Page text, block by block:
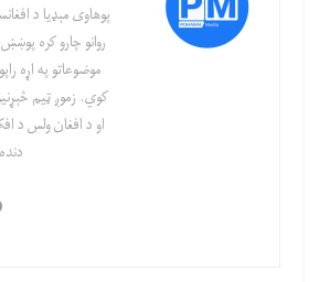
پوهاوی‌ مېډیا د
روانو چارو کره
موضوعاتو په اړه
کوي. زموږ ټیم
او د افغان ولس د